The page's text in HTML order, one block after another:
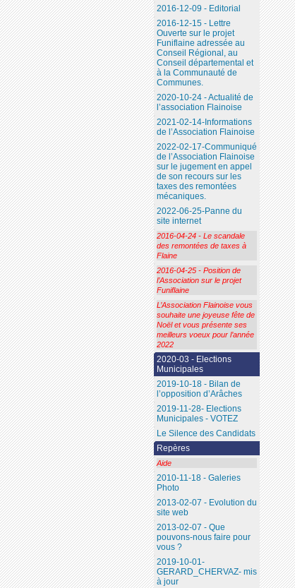
2016-12-09 - Editorial
2016-12-15 - Lettre
Ouverte sur le projet
Funiflaine adressée au
Conseil Régional, au
Conseil départemental et
à la Communauté de
Communes.
2020-10-24 - Actualité de
l’association Flainoise
2021-02-14-Informations
de l’Association Flainoise
2022-02-17-Communiqué
de l’Association Flainoise
sur le jugement en appel
de son recours sur les
taxes des remontées
mécaniques.
2022-06-25-Panne du
site internet
2016-04-24 - Le scandale
des remontées de taxes à
Flaine
2016-04-25 - Position de
l’Association sur le projet
Funiflaine
L’Association Flainoise vous
souhaite une joyeuse fête de
Noël et vous présente ses
meilleurs voeux pour l’année
2022
2020-03 - Elections
Municipales
2019-10-18 - Bilan de
l’opposition d’Arâches
2019-11-28- Elections
Municipales - VOTEZ
Le Silence des Candidats
Repères
Aide
2010-11-18 - Galeries
Photo
2013-02-07 - Evolution du
site web
2013-02-07 - Que
pouvons-nous faire pour
vous ?
2019-10-01-
GERARD_CHERVAZ- mis
à jour